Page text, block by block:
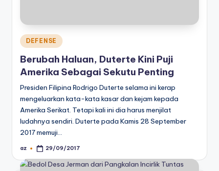
Posted
in
DEFENSE
Berubah Haluan, Duterte Kini Puji
Amerika Sebagai Sekutu Penting
Presiden Filipina Rodrigo Duterte selama ini kerap
mengeluarkan kata-kata kasar dan kejam kepada
Amerika Serikat. Tetapi kali ini dia harus menjilat
ludahnya sendiri. Duterte pada Kamis 28 September
2017 memuji…
Posted
az 29/09/2017